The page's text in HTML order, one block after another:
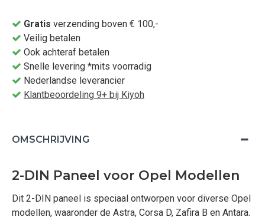
Gratis verzending boven € 100,-
Veilig betalen
Ook achteraf betalen
Snelle levering *mits voorradig
Nederlandse leverancier
Klantbeoordeling 9+ bij Kiyoh
OMSCHRIJVING
2-DIN Paneel voor Opel Modellen
Dit 2-DIN paneel is speciaal ontworpen voor diverse Opel
modellen, waaronder de Astra, Corsa D, Zafira B en Antara.